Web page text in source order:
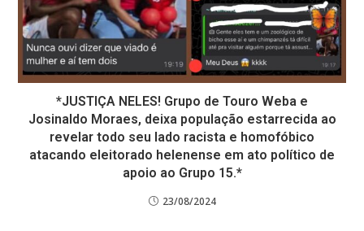
*JUSTIÇA NELES! Grupo de Touro Weba e
Josinaldo Moraes, deixa população estarrecida ao
revelar todo seu lado racista e homofóbico
atacando eleitorado helenense em ato político de
apoio ao Grupo 15.*
23/08/2024